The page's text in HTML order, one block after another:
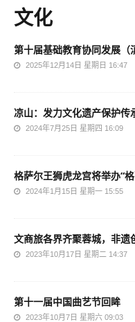
文化
第十届基础教育协同发展（
2025年12月14日 星期日 16:47
凉山：发力文化遗产保护传
2024年7月25日 星期四 16:09
格萨尔王狮虎龙宫将举办“
2024年1月15日 星期一 15:55
文商旅各界齐聚蓉城，非遗
2023年10月17日 星期二 14:37
第十一届中国曲艺节回眸
2023年10月7日 星期六 09:03